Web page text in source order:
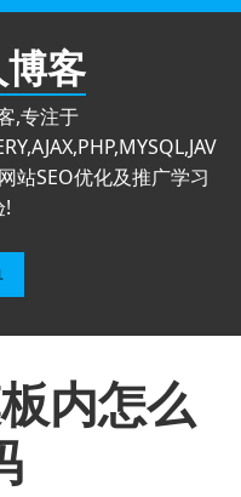
客
,专注于
站SEO优化及推广学习
!
内怎么